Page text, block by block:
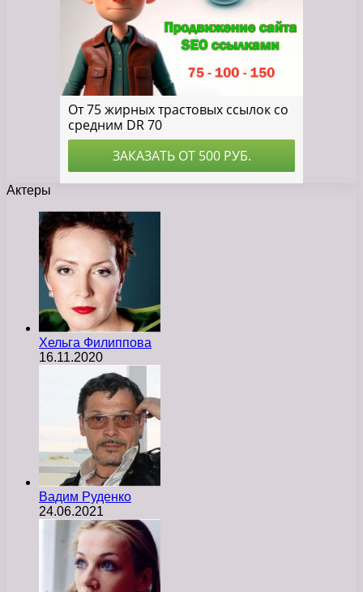
Актеры
Хельга Филиппова
16.11.2020
Вадим Руденко
24.06.2021